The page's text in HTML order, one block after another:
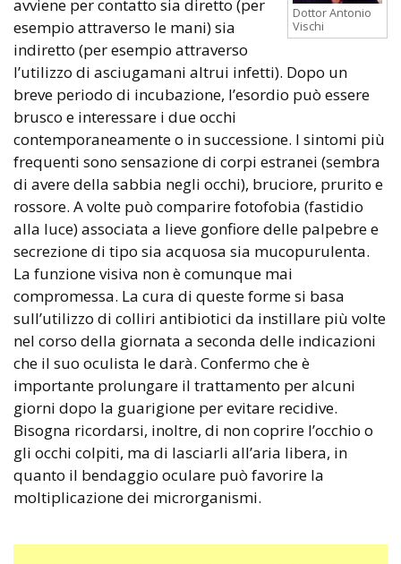
Dottor Antonio
Vischi
avviene per contatto sia diretto (per
esempio attraverso le mani) sia
indiretto (per esempio attraverso
l’utilizzo di asciugamani altrui infetti). Dopo un
breve periodo di incubazione, l’esordio può essere
brusco e interessare i due occhi
contemporaneamente o in successione. I sintomi più
frequenti sono sensazione di corpi estranei (sembra
di avere della sabbia negli occhi), bruciore, prurito e
rossore. A volte può comparire fotofobia (fastidio
alla luce) associata a lieve gonfiore delle palpebre e
secrezione di tipo sia acquosa sia mucopurulenta.
La funzione visiva non è comunque mai
compromessa. La cura di queste forme si basa
sull’utilizzo di colliri antibiotici da instillare più volte
nel corso della giornata a seconda delle indicazioni
che il suo oculista le darà. Confermo che è
importante prolungare il trattamento per alcuni
giorni dopo la guarigione per evitare recidive.
Bisogna ricordarsi, inoltre, di non coprire l’occhio o
gli occhi colpiti, ma di lasciarli all’aria libera, in
quanto il bendaggio oculare può favorire la
moltiplicazione dei microrganismi.